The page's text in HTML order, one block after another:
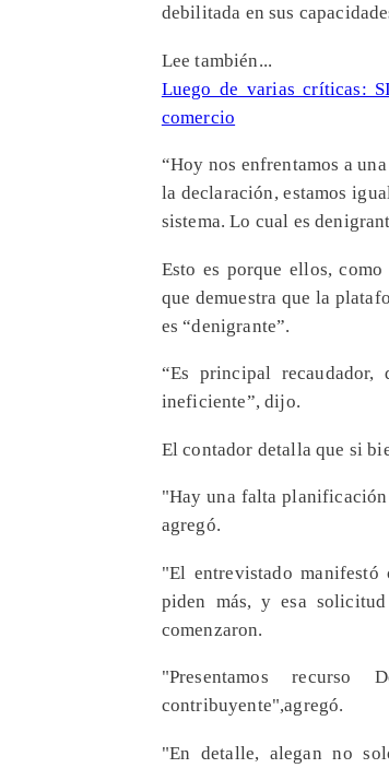
debilitada en sus
Lee también...
Luego de varias críticas:
comercio
“Hoy nos enfrentamos a
la declaración, estamos
sistema. Lo cual es
Esto es porque ellos,
que demuestra que la
es “denigrante”.
“Es principal
ineficiente”, dijo.
El contador detalla que si
"Hay una falta
agregó.
"El entrevistado
piden más, y esa
comenzaron.
"Presentamos recurso
contribuyente",agregó.
"En detalle, alegan no